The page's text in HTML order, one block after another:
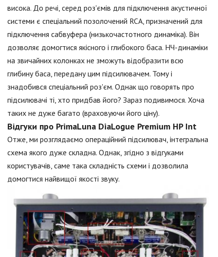
висока. До речі, серед роз'ємів для підключення акустичної
системи є спеціальний позолочений RCA, призначений для
підключення сабвуфера (низькочастотного динаміка). Він
дозволяє домогтися якісного і глибокого баса. НЧ-динаміки
на звичайних колонках не зможуть відобразити всю
глибину баса, передану цим підсилювачем. Тому і
знадобився спеціальний роз'єм. Однак що говорять про
підсилювачі ті, хто придбав його? Зараз подивимося. Хоча
таких не дуже багато (враховуючи його ціну).
Відгуки про PrimaLuna DiaLogue Premium HP Int
Отже, ми розглядаємо операційний підсилювач, інтегральна
схема якого дуже складна. Однак, згідно з відгуками
користувачів, саме така складність схеми і дозволила
домогтися найвищої якості звуку.